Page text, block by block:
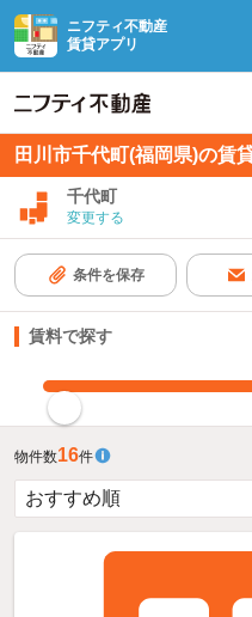
ニフティ不動産
賃貸アプリ
田川市千代町(福岡県)の賃
千代町
変更する
条件を保存
賃料で探す
物件数16件